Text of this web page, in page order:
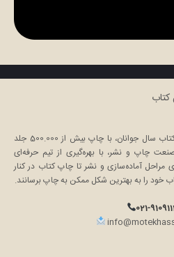
انتشارات متخصصان، ناشر برگزیده‌ی کتاب سال جوانان، با چاپ بیش از 500.000 جلد
تجربه در صنعت چاپ و نشر، با بهره‌گیری از تیم حرفه‌ای
مراحل آماده‌سازی و نشر تا چاپ کتاب در کنار
خود را به بهترین شکل ممکن به چاپ برسانند.
021-